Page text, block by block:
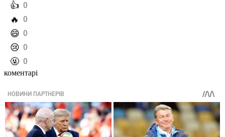
️👍 0
️🔥 0
️😄 0
️😢 0
️🤬 0
коментарі